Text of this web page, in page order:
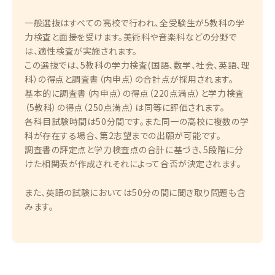
一般選抜はすべての高校で行われ、全受験生が5教科の学
力検査と面接を受けます。美術科や音楽科などの分野で
は、適性検査が実施されます。
この選抜では、5教科の学力検査(国語、数学、社会、英語、理
科）の得点と調査書（内申点）の合計点が採用されます。
基本的に調査書（内申点）の得点（220点満点）と学力検査
（5教科）の得点（250点満点）は同等に評価されます。
各科目試験時間は50分間です。また同一の高校に複数の学
科が存在する場合、第2志望までの出願が可能です。
調査書の評定点と学力検査点の合計に基づき、5段階に分
けた相関表が作成されそれによって合否が決定されます。
また、英語の試験においては50分の間に聞き取り問題も含
みます。